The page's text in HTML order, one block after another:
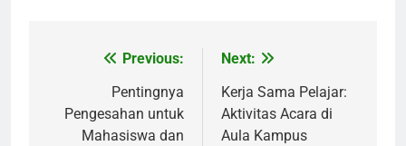
navigation
Previous:
Pentingnya
Pengesahan untuk
Mahasiswa dan
Next:
Kerja Sama Pelajar:
Aktivitas Acara di
Aula Kampus